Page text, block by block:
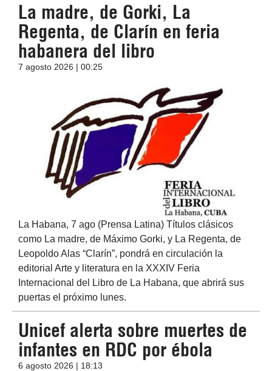
La madre, de Gorki, La
Regenta, de Clarín en feria
habanera del libro
7 agosto 2026 | 00:25
La Habana, 7 ago (Prensa Latina) Títulos clásicos
como La madre, de Máximo Gorki, y La Regenta, de
Leopoldo Alas “Clarín”, pondrá en circulación la
editorial Arte y literatura en la XXXIV Feria
Internacional del Libro de La Habana, que abrirá sus
puertas el próximo lunes.
Unicef alerta sobre muertes de
infantes en RDC por ébola
6 agosto 2026 | 18:13